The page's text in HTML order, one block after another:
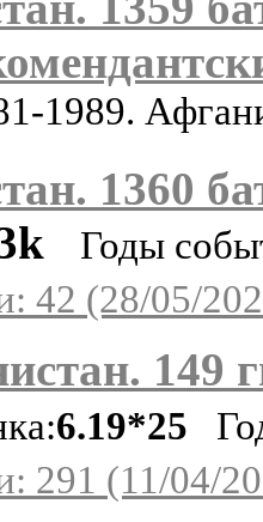
1989.
1360
Годы
42 (28/05/
149
6.19*25
291 (11/04/